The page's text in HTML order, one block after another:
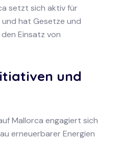
setzt sich aktiv für
hat Gesetze und
Einsatz von
und
Mallorca engagiert sich
erneuerbarer Energien